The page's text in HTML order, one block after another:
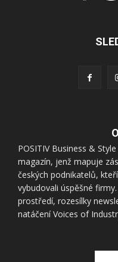
POSITIV Business &
magazín, jenž mapuje
českých podnikatelů,
vybudovali úspěšné
prostředí, rozesílky
natáčení Voices of